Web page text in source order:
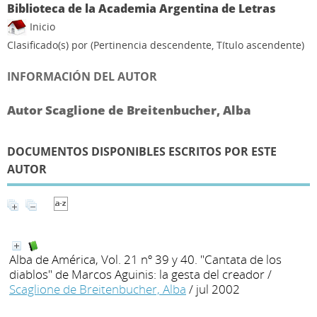
Biblioteca de la Academia Argentina de Letras
Inicio
Clasificado(s) por (Pertinencia descendente, Título ascendente)
INFORMACIÓN DEL AUTOR
Autor Scaglione de Breitenbucher, Alba
DOCUMENTOS DISPONIBLES ESCRITOS POR ESTE
AUTOR
Alba de América, Vol. 21 nº 39 y 40. "Cantata de los
diablos" de Marcos Aguinis: la gesta del creador/
Scaglione de Breitenbucher, Alba / jul 2002